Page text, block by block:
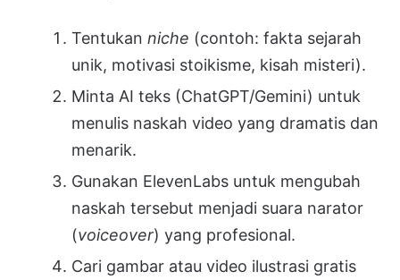
Tentukan niche (contoh: fakta sejarah
unik, motivasi stoikisme, kisah misteri).
Minta AI teks (ChatGPT/Gemini) untuk
menulis naskah video yang dramatis dan
menarik.
Gunakan ElevenLabs untuk mengubah
naskah tersebut menjadi suara narator
(voiceover) yang profesional.
Cari gambar atau video ilustrasi gratis